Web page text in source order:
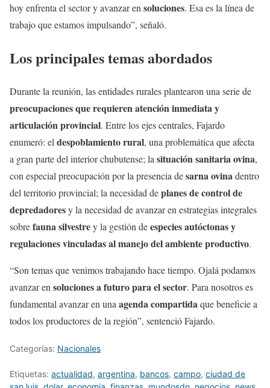
hoy enfrenta el sector y avanzar en soluciones. Esa es la línea de
trabajo que estamos impulsando”, señaló.
Los principales temas abordados
Durante la reunión, las entidades rurales plantearon una serie de
preocupaciones que requieren atención inmediata y
articulación provincial. Entre los ejes centrales, Fajardo
enumeró: el despoblamiento rural, una problemática que afecta
a gran parte del interior chubutense; la situación sanitaria ovina,
con especial preocupación por la presencia desarna ovinadentro
del territorio provincial; la necesidad deplanes de control de
depredadoresy la necesidad de avanzar en estrategias integrales
sobrefauna silvestrey la gestión deespecies autóctonas y
regulaciones vinculadas al manejo del ambiente productivo.
“Son temas que venimos trabajando hace tiempo. Ojalá podamos
avanzar en soluciones a futuro para el sector. Para nosotros es
fundamental avanzar en una agenda compartidaque beneficie a
todos los productores de la región”, sentenció Fajardo.
Categorías: Nacionales
Etiquetas: actualidad, argentina, bancos, campo, ciudad de